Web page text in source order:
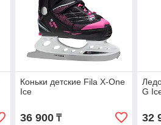
Коньки детские Fila X-One
Ice
36 900₸
G
32